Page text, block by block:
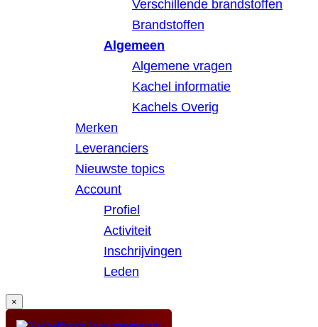
Verschillende brandstoffen
Brandstoffen
Algemeen
Algemene vragen
Kachel informatie
Kachels Overig
Merken
Leveranciers
Nieuwste topics
Account
Profiel
Activiteit
Inschrijvingen
Leden
×